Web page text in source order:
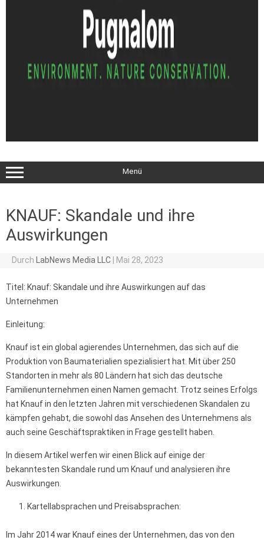
Menü
KNAUF: Skandale und ihre
Auswirkungen
Durch LabNews Media LLC Mai 28, 2023
Titel: Knauf: Skandale und ihre Auswirkungen auf das
Unternehmen
Einleitung:
Knauf ist ein global agierendes Unternehmen, das sich auf die
Produktion von Baumaterialien spezialisiert hat. Mit über 250
Standorten in mehr als 80 Ländern hat sich das deutsche
Familienunternehmen einen Namen gemacht. Trotz seines Erfolgs
hat Knauf in den letzten Jahren mit verschiedenen Skandalen zu
kämpfen gehabt, die sowohl das Ansehen des Unternehmens als
auch seine Geschäftspraktiken in Frage gestellt haben.
In diesem Artikel werfen wir einen Blick auf einige der
bekanntesten Skandale rund um Knauf und analysieren ihre
Auswirkungen.
Kartellabsprachen und Preisabsprachen:
Im Jahr 2014 war Knauf eines der Unternehmen, das von den